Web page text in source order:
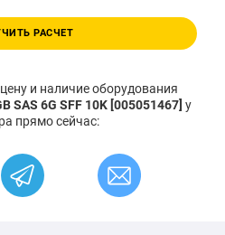
РАСЧЕТ
и наличие оборудования
SAS 6G SFF 10K [005051467] у
прямо сейчас: